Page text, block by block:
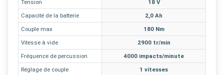
Tension
18 V
Capacité de la batterie
2,0 Ah
Couple max
180 Nm
Vitesse à vide
2900 tr/min
Fréquence de percussion
4000 impacts/minute
Réglage de couple
1 vitesses